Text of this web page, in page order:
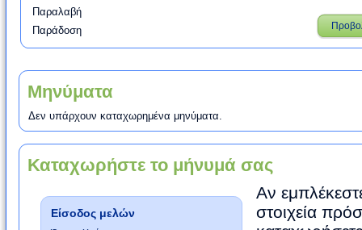
Παραλαβή
Παράδοση
Μηνύματα
Δεν υπάρχουν καταχωρημένα μηνύματα.
Καταχωρήστε το μήνυμά σας
Είσοδος μελών
Αν
στοιχεία